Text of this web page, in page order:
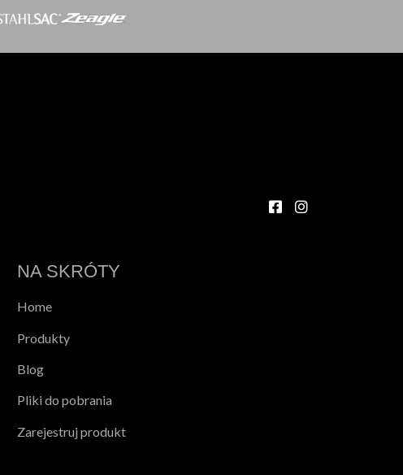
NA SKRÓTY
Home
Produkty
Blog
Pliki do pobrania
Zarejestruj produkt